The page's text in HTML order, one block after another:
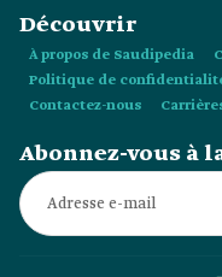
Découvrir
À propos de Saudipedia
Politique de
Contactez-nous
Abonnez-vous à